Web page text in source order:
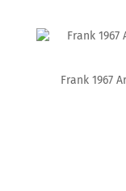
Frank 1967